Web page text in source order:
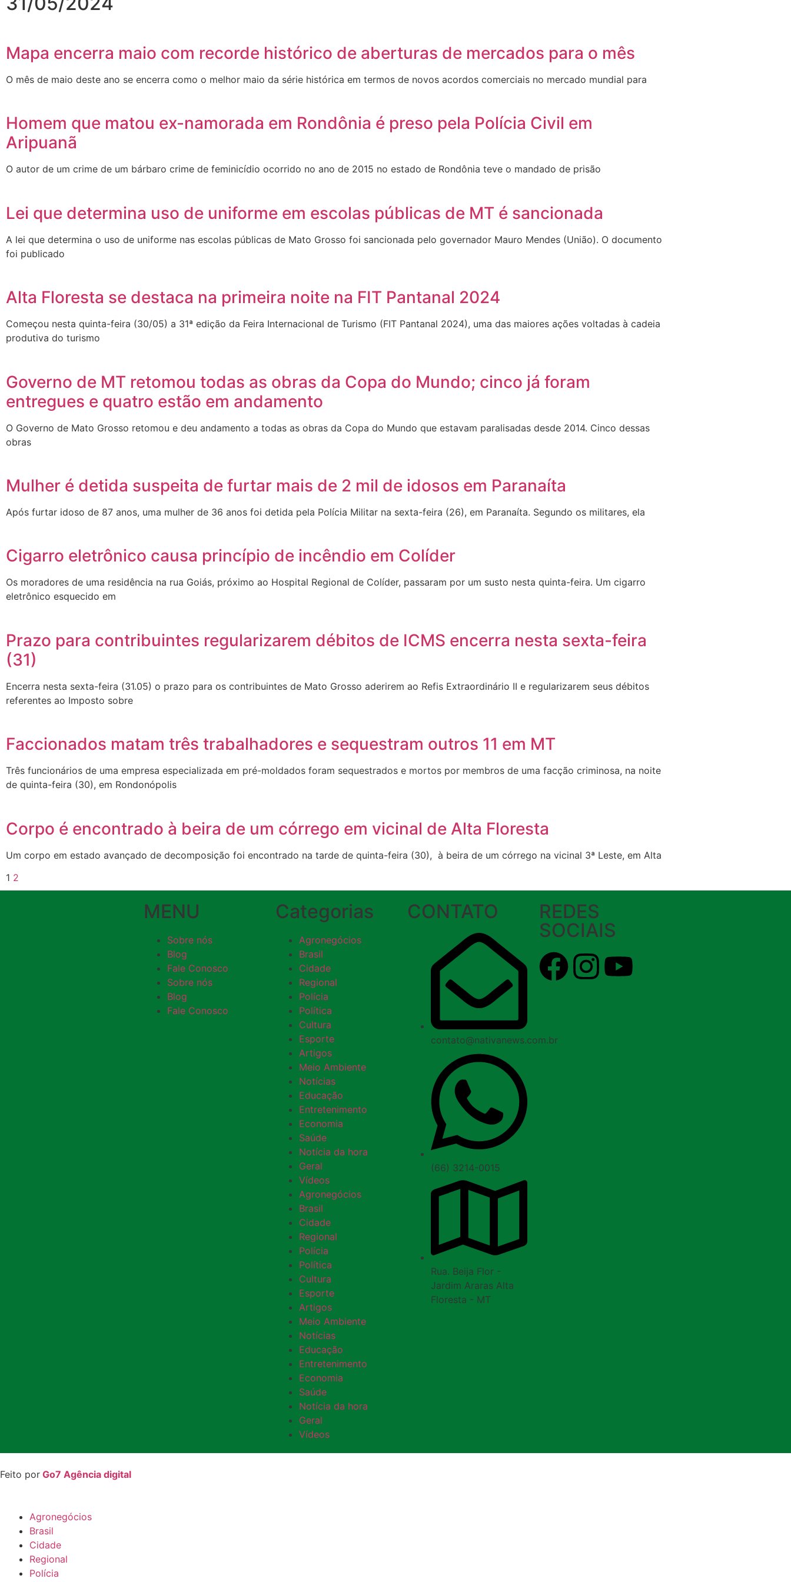
Mapa encerra maio com recorde histórico de aberturas de mercados para o mês
O mês de maio deste ano se encerra como o melhor maio da série histórica em termos de novos acordos comerciais no mercado mundial para
Homem que matou ex-namorada em Rondônia é preso pela Polícia Civil em
Aripuanã
O autor de um crime de um bárbaro crime de feminicídio ocorrido no ano de 2015 no estado de Rondônia teve o mandado de prisão
Lei que determina uso de uniforme em escolas públicas de MT é sancionada
A lei que determina o uso de uniforme nas escolas públicas de Mato Grosso foi sancionada pelo governador Mauro Mendes (União). O documento
foi publicado
Alta Floresta se destaca na primeira noite na FIT Pantanal 2024
Começou nesta quinta-feira (30/05) a 31ª edição da Feira Internacional de Turismo (FIT Pantanal 2024), uma das maiores ações voltadas à cadeia
produtiva do turismo
Governo de MT retomou todas as obras da Copa do Mundo; cinco já foram
entregues e quatro estão em andamento
O Governo de Mato Grosso retomou e deu andamento a todas as obras da Copa do Mundo que estavam paralisadas desde 2014. Cinco dessas
obras
Mulher é detida suspeita de furtar mais de 2 mil de idosos em Paranaíta
Após furtar idoso de 87 anos, uma mulher de 36 anos foi detida pela Polícia Militar na sexta-feira (26), em Paranaíta. Segundo os militares, ela
Cigarro eletrônico causa princípio de incêndio em Colíder
Os moradores de uma residência na rua Goiás, próximo ao Hospital Regional de Colíder, passaram por um susto nesta quinta-feira. Um cigarro
eletrônico esquecido em
Prazo para contribuintes regularizarem débitos de ICMS encerra nesta sexta-feira
(31)
Encerra nesta sexta-feira (31.05) o prazo para os contribuintes de Mato Grosso aderirem ao Refis Extraordinário II e regularizarem seus débitos
referentes ao Imposto sobre
Faccionados matam três trabalhadores e sequestram outros 11 em MT
Três funcionários de uma empresa especializada em pré-moldados foram sequestrados e mortos por membros de uma facção criminosa, na noite
de quinta-feira (30), em Rondonópolis
Corpo é encontrado à beira de um córrego em vicinal de Alta Floresta
Um corpo em estado avançado de decomposição foi encontrado na tarde de quinta-feira (30), à beira de um córrego na vicinal 3ª Leste, em Alta
1 2
MENU
Sobre nós
Blog
Fale Conosco
Sobre nós
Blog
Fale Conosco
Categorias
Agronegócios
Brasil
Cidade
Regional
Polícia
Política
Cultura
Esporte
Artigos
Meio Ambiente
Notícias
Educação
Entretenimento
Economia
Saúde
Notícia da hora
Geral
Vídeos
Agronegócios
Brasil
Cidade
Regional
Polícia
Política
Cultura
Esporte
Artigos
Meio Ambiente
Notícias
Educação
Entretenimento
Economia
Saúde
Notícia da hora
Geral
Vídeos
CONTATO
contato@nativanews.com.br
(66) 3214-0015
Rua. Beija Flor -
Jardim Araras Alta
Floresta - MT
REDES
SOCIAIS
Feito por Go7 Agência digital
Agronegócios
Brasil
Cidade
Regional
Polícia